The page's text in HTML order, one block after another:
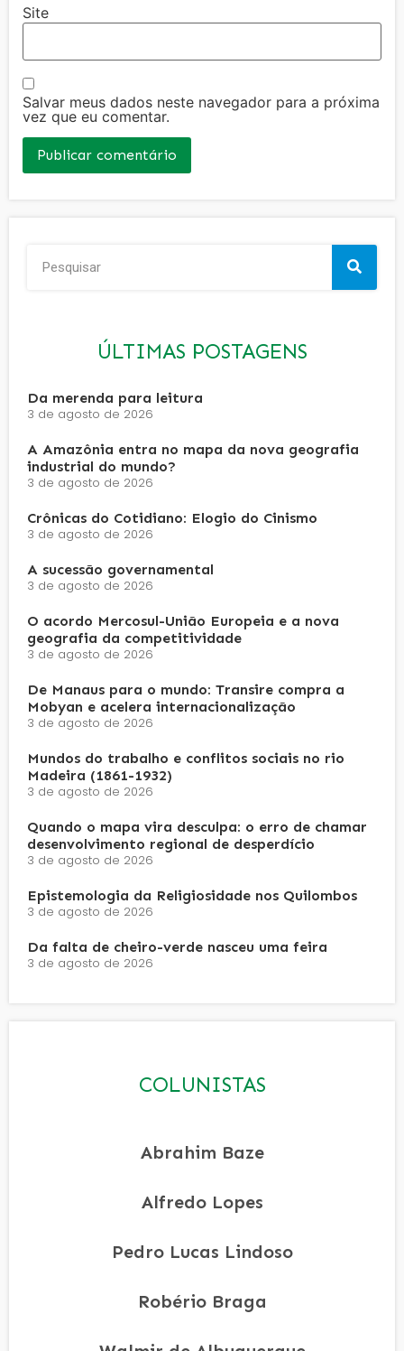
Site
Salvar meus dados neste navegador para a próxima
vez que eu comentar.
ÚLTIMAS POSTAGENS
Da merenda para leitura
3 de agosto de 2026
A Amazônia entra no mapa da nova geografia
industrial do mundo?
3 de agosto de 2026
Crônicas do Cotidiano: Elogio do Cinismo
3 de agosto de 2026
A sucessão governamental
3 de agosto de 2026
O acordo Mercosul-União Europeia e a nova
geografia da competitividade
3 de agosto de 2026
De Manaus para o mundo: Transire compra a
Mobyan e acelera internacionalização
3 de agosto de 2026
Mundos do trabalho e conflitos sociais no rio
Madeira (1861-1932)
3 de agosto de 2026
Quando o mapa vira desculpa: o erro de chamar
desenvolvimento regional de desperdício
3 de agosto de 2026
Epistemologia da Religiosidade nos Quilombos
3 de agosto de 2026
Da falta de cheiro-verde nasceu uma feira
3 de agosto de 2026
COLUNISTAS
Abrahim Baze
Alfredo Lopes
Pedro Lucas Lindoso
Robério Braga